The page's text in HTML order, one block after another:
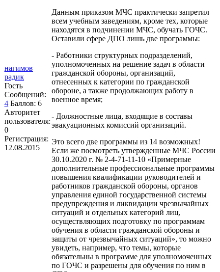
нагимов
радик
Гость
Сообщений:
4 Баллов: 6
Авторитет
пользователя:
0
Регистрация:
12.08.2015
Данным приказом МЧС практически запретил
всем учебным заведениям, кроме тех, которые
находятся в подчинении МЧС, обучать ГОЧС.
Оставили сфере ДПО лишь две программы:
- Работники структурных подразделений,
уполномоченных на решение задач в области
гражданской обороны, организаций,
отнесенных к категории по гражданской
обороне, а также продолжающих работу в
военное время;
- Должностные лица, входящие в составы
эвакуационных комиссий организаций.
Это всего две программы из 14 возможных!
Если же посмотреть утвержденные МЧС России
30.10.2020 г. № 2-4-71-11-10 «Примерные
дополнительные профессиональные программы
повышения квалификации руководителей и
работников гражданской обороны, органов
управления единой государственной системы
предупреждения и ликвидации чрезвычайных
ситуаций и отдельных категорий лиц,
осуществляющих подготовку по программам
обучения в области гражданской обороны и
защиты от чрезвычайных ситуаций», то можно
увидеть, например, что темы, которые
обязательны в программе для уполномоченных
по ГОЧС и разрешены для обучения по ним в